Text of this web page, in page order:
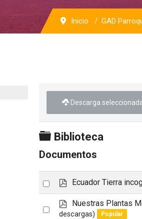
Inicio GAD
Descarga
Carpeta
Biblioteca
Documentos
Select
an
item
pEcuador Tierra
Select
p
d
Nuestras Plantas
descargas)
Popular